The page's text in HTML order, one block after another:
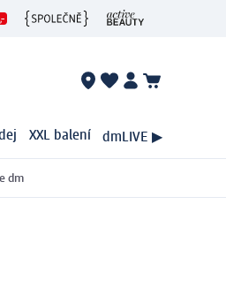
XXL balení dmLIVE ▶
dm